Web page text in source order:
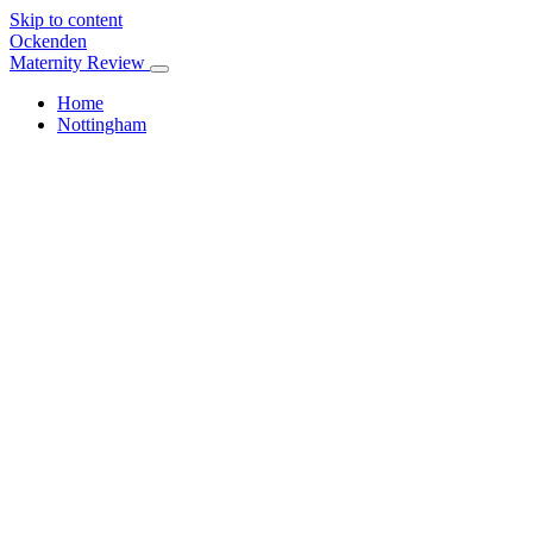
Skip to content
Ockenden
Maternity Review
Home
Nottingham